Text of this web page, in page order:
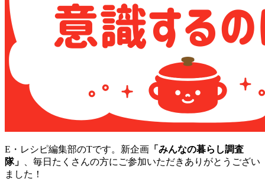
E・レシピ編集部のTです。新企画 「みんなの暮らし調査
隊」
、毎日たくさんの方にご参加いただきありがとうござい
ました！